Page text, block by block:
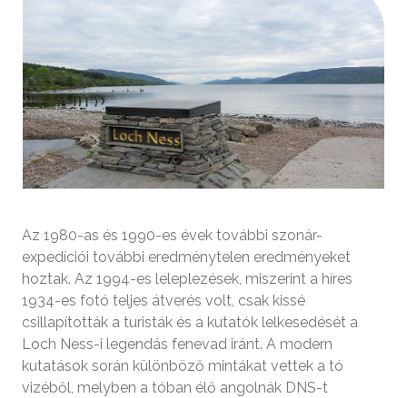
Az 1980-as és 1990-es évek további szonár-
expedíciói további eredménytelen eredményeket
hoztak. Az 1994-es leleplezések, miszerint a híres
1934-es fotó teljes átverés volt, csak kissé
csillapították a turisták és a kutatók lelkesedését a
Loch Ness-i legendás fenevad iránt. A modern
kutatások során különböző mintákat vettek a tó
vizéből, melyben a tóban élő angolnák DNS-t